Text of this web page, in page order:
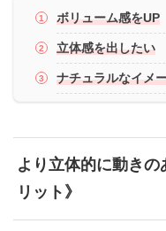
ボリューム感をUP
立体感を出したい
ナチュラルなイメ
より立体的に動き
リット》